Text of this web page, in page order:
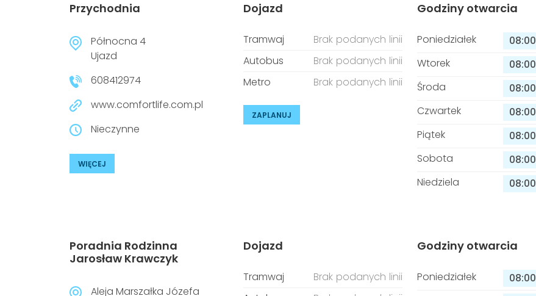
Przychodnia
Północna 4
Ujazd
608412974
www.comfortlife.com.pl
Nieczynne
WIĘCEJ
Dojazd
Tramwaj
Brak podanych linii
Autobus
Brak podanych linii
Metro
Brak podanych linii
ZAPLANUJ
Godziny otwarcia
Poniedziałek 08:00
Wtorek
08:00
Środa
08:00
Czwartek
08:00
Piątek
08:00
Sobota
08:00
Niedziela
08:00
Poradnia Rodzinna
Jarosław Krawczyk
Aleja Marszałka Józefa
Dojazd
Tramwaj
Brak podanych linii
Godziny otwarcia
Poniedziałek 08:00